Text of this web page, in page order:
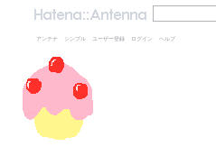
アンテナ シンプル ユーザー登録 ログイン ヘルプ